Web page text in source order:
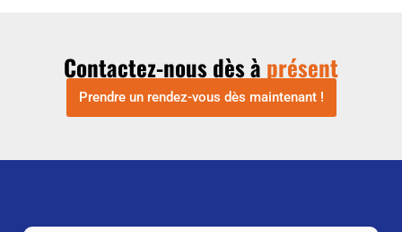
Contactez-nous dès à présent
Prendre un rendez-vous dès maintenant !